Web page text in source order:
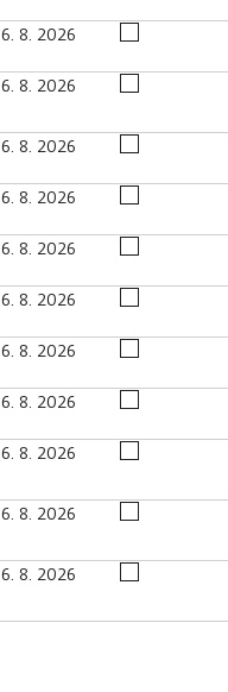
6. 8. 2026
6. 8. 2026
6. 8. 2026
6. 8. 2026
6. 8. 2026
6. 8. 2026
6. 8. 2026
6. 8. 2026
6. 8. 2026
6. 8. 2026
6. 8. 2026